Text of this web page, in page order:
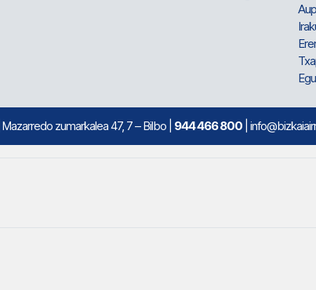
| Mazarredo zumarkalea 47, 7 – Bilbo | 944 466 800 |